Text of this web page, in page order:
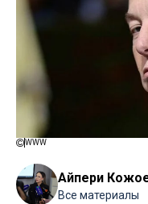
WWW
Айпери
Все материалы